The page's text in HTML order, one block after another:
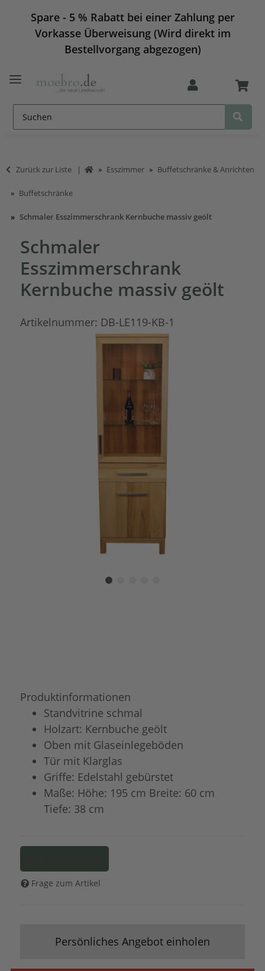
Spare - 5 % Rabatt bei einer Zahlung per
Vorkasse Überweisung (Wird direkt im
Bestellvorgang abgezogen)
Zurück zur Liste Esszimmer Buffetschränke & Anrichten
Buffetschränke
Schmaler Esszimmerschrank Kernbuche massiv geölt
Schmaler
Esszimmerschrank
Kernbuche massiv geölt
Artikelnummer: DB-LE119-KB-1
Produktinformationen
Standvitrine schmal
Holzart: Kernbuche geölt
Oben mit Glaseinlegeböden
Tür mit Klarglas
Griffe: Edelstahl gebürstet
Maße: Höhe: 195 cm Breite: 60 cm
Tiefe: 38 cm
Frage zum Artikel
Persönliches Angebot einholen